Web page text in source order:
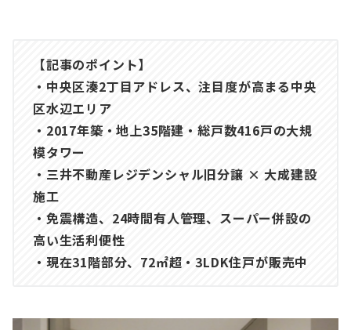
【記事のポイント】
・中央区湊2丁目アドレス、注目度が高まる中央
区水辺エリア
・2017年築・地上35階建・総戸数416戸の大規
模タワー
・三井不動産レジデンシャル旧分譲 × 大成建設
施工
・免震構造、24時間有人管理、スーパー併設の
高い生活利便性
・現在31階部分、72㎡超・3LDK住戸が販売中